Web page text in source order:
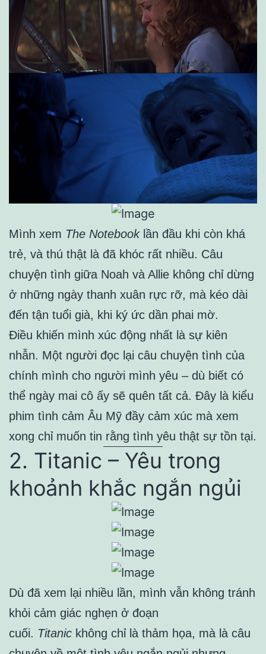
Mình xem The Notebooklần đầu khi còn khá
trẻ, và thú thật là đã khóc rất nhiều. Câu
chuyện tình giữa Noah và Allie không chỉ dừng
ở những ngày thanh xuân rực rỡ, mà kéo dài
đến tận tuổi già, khi ký ức dần phai mờ.
Điều khiến mình xúc động nhất là sự kiên
nhẫn. Một người đọc lại câu chuyện tình của
chính mình cho người mình yêu – dù biết có
thể ngày mai cô ấy sẽ quên tất cả. Đây là kiểu
phim tình cảm Âu Mỹ đầy cảm xúc mà xem
xong chỉ muốn tin rằng tình yêu thật sự tồn tại.
2. Titanic – Yêu trong
khoảnh khắc ngắn ngủi
Dù đã xem lại nhiều lần, mình vẫn không tránh
khỏi cảm giác nghẹn ở đoạn
cuối. Titanic không chỉ là thảm họa, mà là câu